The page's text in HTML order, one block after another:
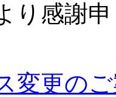
り感謝
変更の